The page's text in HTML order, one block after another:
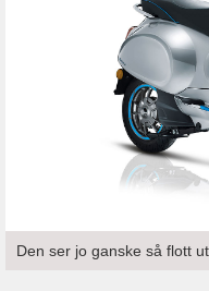
Den ser jo ganske så flott